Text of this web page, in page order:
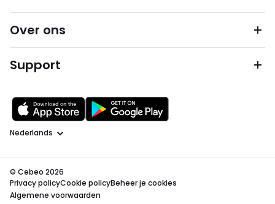
Over ons
Support
Taal
© Cebeo 2026
Privacy policyCookie policyBeheer je cookies
Algemene voorwaarden